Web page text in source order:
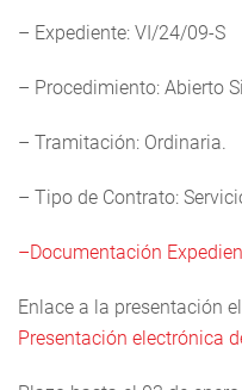
– Expediente: VI/24/09-S
– Procedimiento: Abierto
– Tramitación: Ordinaria.
– Tipo de Contrato:
–Documentación
Enlace a la presentación
Presentación electrónica